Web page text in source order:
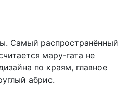
Самый распространённый
мару-гата не
по краям, главное
абрис.